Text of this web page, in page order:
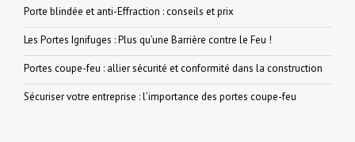
Porte blindée et anti-Effraction : conseils et prix
Les Portes Ignifuges : Plus qu’une Barrière contre le Feu !
Portes coupe-feu : allier sécurité et conformité dans la construction
Sécuriser votre entreprise : l’importance des portes coupe-feu